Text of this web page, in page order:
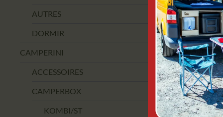
AUTRES
DORMIR
CAMPERINI
ACCESSOIRES
CAMPERBOX
KOMBI/ST